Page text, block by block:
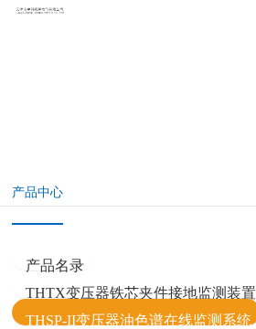
产品中心
产品名录
THTX变压器铁芯夹件接地监测装置
THSP-II变压器油色谱在线监测系统